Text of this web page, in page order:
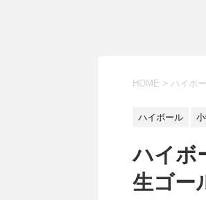
HOME > ハイボ
ハイボール
ハイボ
生ゴー